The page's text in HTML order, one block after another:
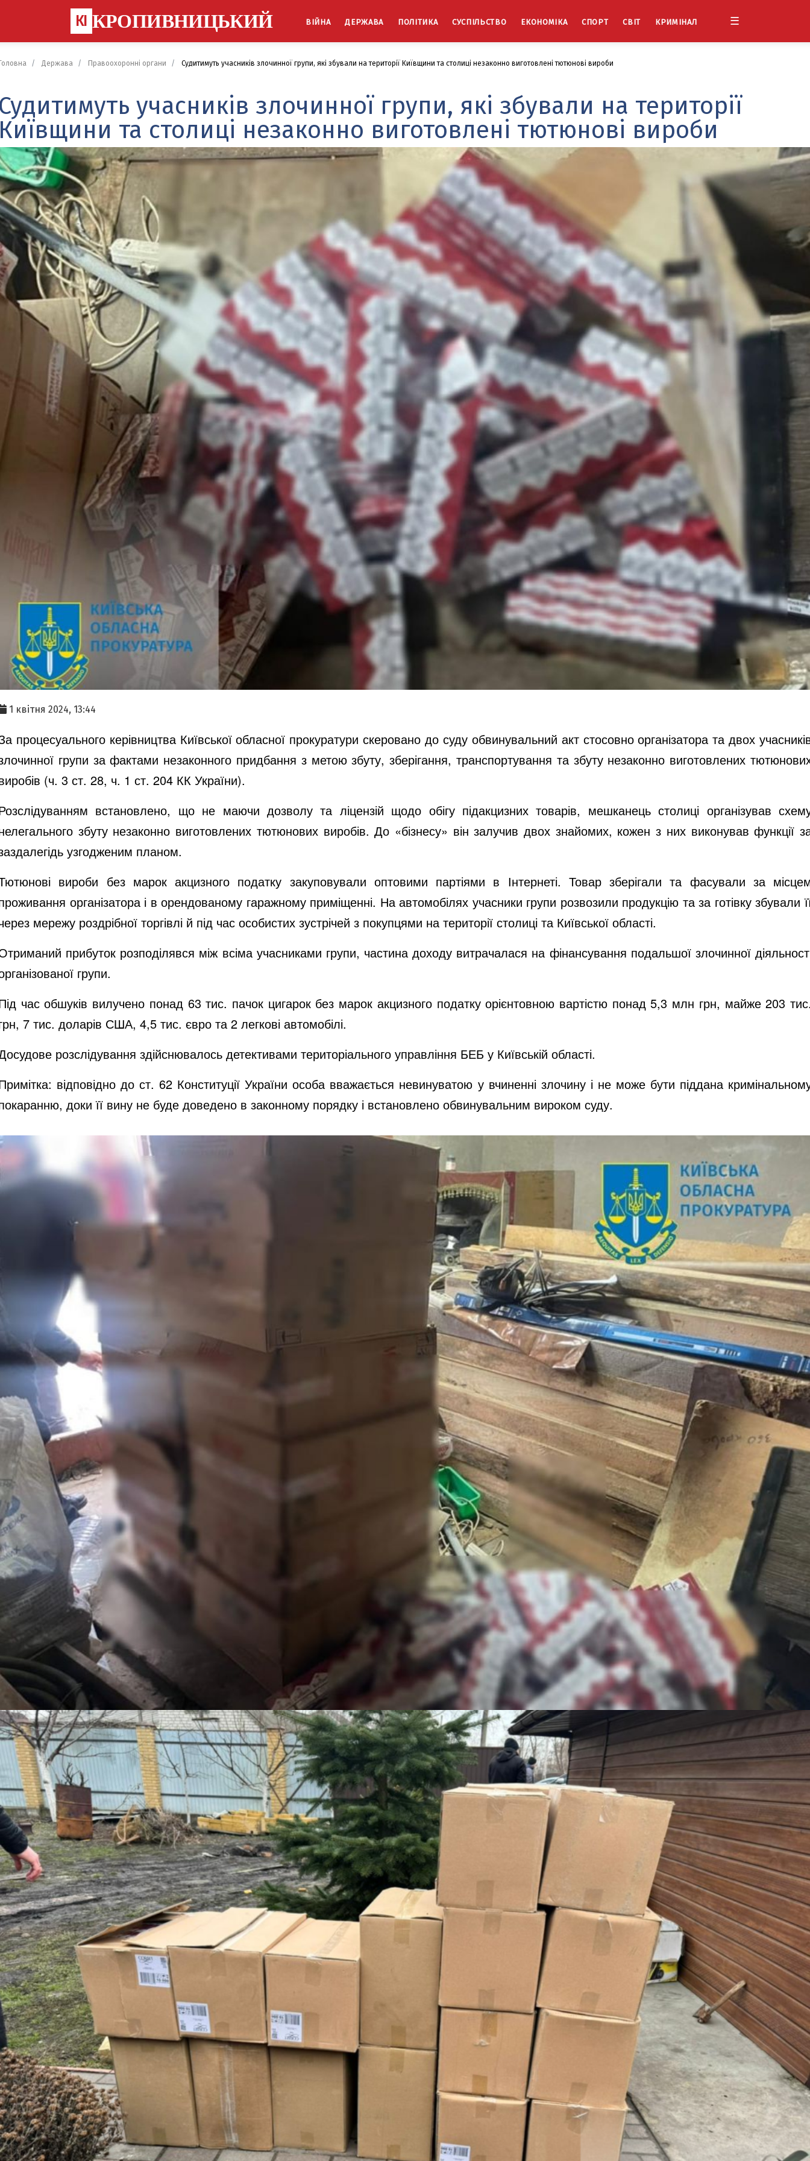
КІ КРОПИВНИЦЬКИЙ ВІЙНА ДЕРЖАВА ПОЛІТИКА СУСПІЛЬСТВО ЕКОНОМІКА СПОРТ СВІТ КРИМІНАЛ ☰
Держава Правоохоронні органи Судитимуть учасників злочинної групи, які збували на території Київщини та столиці незаконно виготовлені тютюнові вироби
учасників злочинної групи, які збували на території
та столиці незаконно виготовлені тютюнові вироби
1 квітня 2024, 13:44
процесуального керівництва Київської обласної прокуратури скеровано до суду обвинувальний акт стосовно організатора та двох
групи за фактами незаконного придбання з метою збуту, зберігання, транспортування та збуту незаконно виготовлених
(ч. 3 ст. 28, ч. 1 ст. 204 КК України).
встановлено, що не маючи дозволу та ліцензій щодо обігу підакцизних товарів, мешканець столиці організував
збуту незаконно виготовлених тютюнових виробів. До «бізнесу» він залучив двох знайомих, кожен з них виконував функції
узгодженим планом.
вироби без марок акцизного податку закуповували оптовими партіями в Інтернеті. Товар зберігали та фасували за
організатора і в орендованому гаражному приміщенні. На автомобілях учасники групи розвозили продукцію та за готівку збували
мережу роздрібної торгівлі й під час особистих зустрічей з покупцями на території столиці та Київської області.
прибуток розподілявся між всіма учасниками групи, частина доходу витрачалася на фінансування подальшої злочинної
групи.
час обшуків вилучено понад 63 тис. пачок цигарок без марок акцизного податку орієнтовною вартістю понад 5,3 млн грн, майже 203
7 тис. доларів США, 4,5 тис. євро та 2 легкові автомобілі.
розслідування здійснювалось детективами територіального управління БЕБ у Київській області.
відповідно до ст. 62 Конституції України особа вважається невинуватою у вчиненні злочину і не може бути піддана
доки її вину не буде доведено в законному порядку і встановлено обвинувальним вироком суду.